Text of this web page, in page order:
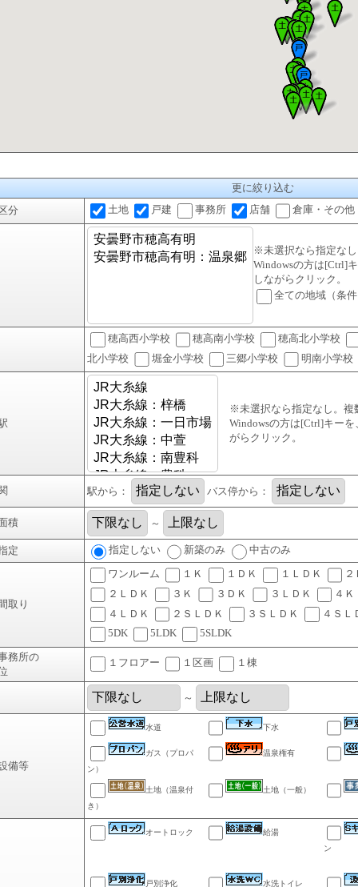
更に絞り込む
分
土地 戸建 事務所 店舗 倉庫・その他
※未選択なら指定な
Windowsの方は[Ctrl]
しながらクリック。
全ての地域（条
穂高西小学校 穂高南小学校
穂高北小学校
北小学校
堀金小学校 三郷小学校 明南小学校
※未選択なら指定なし。複
Windowsの方は[Ctrl]キー
がらクリック。
駅から： バス停から：
積 ～
定 指定しない 新築のみ 中古のみ
取り
ワンルーム １Ｋ １ＤＫ １ＬＤＫ
２ＬＤＫ
３Ｋ ３ＤＫ ３ＬＤＫ
４Ｋ
４ＬＤＫ
２ＳＬＤＫ ３ＳＬＤＫ
４ＳＬ
5DK
5LDK
5SLDK
務所の
１フロアー １区画 １棟
～
備等
水道 下水
ガス（プロパ
ン）
温泉権有
土地（温泉付
き）
土地（一般）
オートロック
給湯
ン
戸別浄化 水洗トイレ